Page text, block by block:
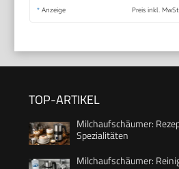
* Anzeige Preis inkl.
TOP-ARTIKEL
Milchaufschäumer:
Spezialitäten
Milchaufschäumer: